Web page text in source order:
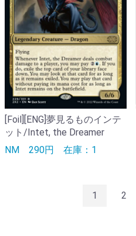
[Foil][ENG]夢見るものインテ
ット/Intet, the Dreamer
NM 290円 在庫：1
1 2